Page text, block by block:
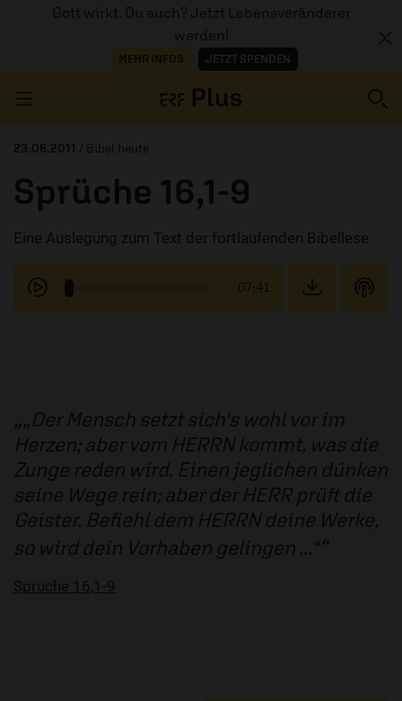
Gott wirkt. Du auch? Jetzt Lebensveränderer
werden!
MEHR INFOS JETZT SPENDEN
ERZÄHL MAL
AUDIOTHEK
PROGRAMM
23.06.2011 / Bibel heute
Sprüche 16,1-9
Eine Auslegung zum Text der fortlaufenden Bibellese
07:41
„Der Mensch setzt sich's wohl vor im
Herzen; aber vom HERRN kommt, was die
Zunge reden wird. Einen jeglichen dünken
seine Wege rein; aber der HERR prüft die
Geister. Befiehl dem HERRN deine Werke,
so wird dein Vorhaben gelingen ...“
Sprüche 16,1-9